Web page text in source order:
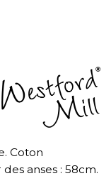
Coton
anses : 58cm.